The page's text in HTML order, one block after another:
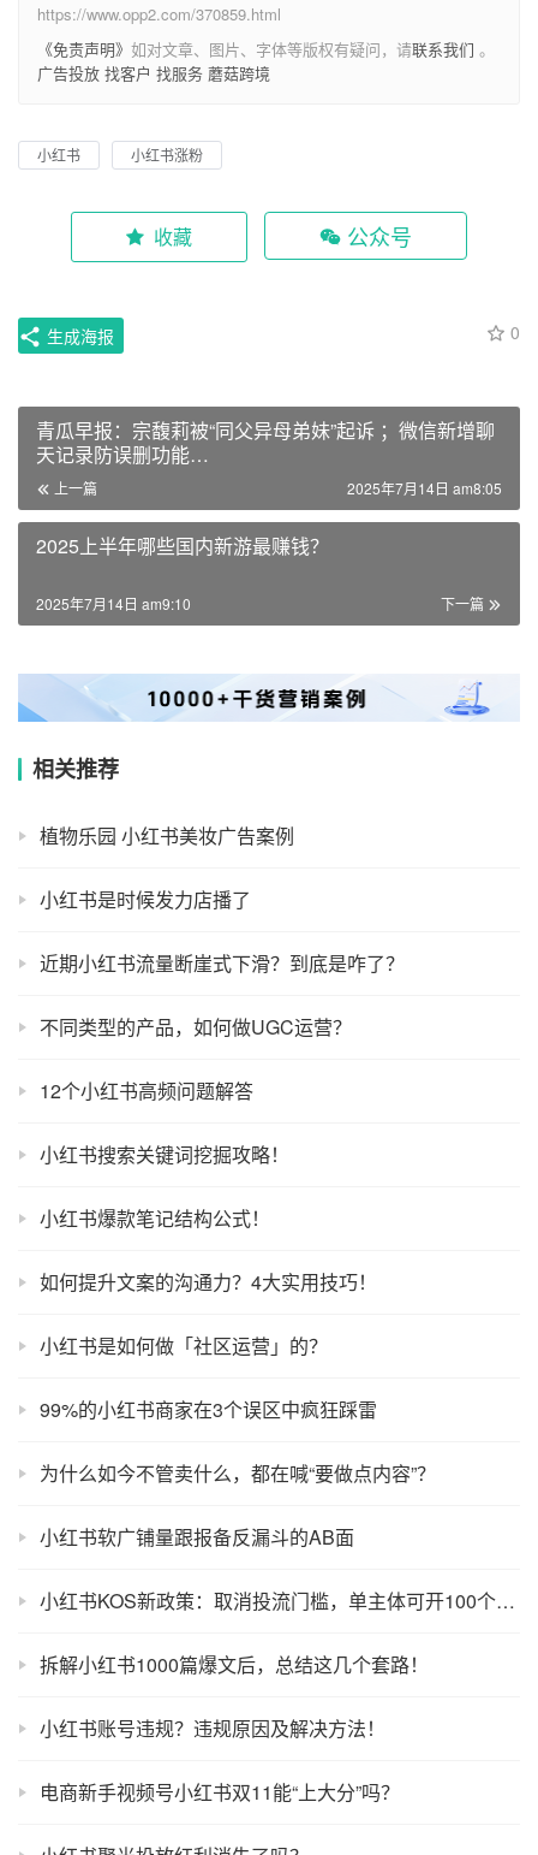
https://www.opp2.com/370859.html
《免责声明》 如对文章、图片、字体等版权有疑问，请联系我们 。
广告投放 找客户 找服务 蘑菇跨境
小红书 小红书涨粉
收藏 公众号
0
生成海报
青瓜早报：宗馥莉被“同父异母弟妹”起诉 ；微信新增聊
天记录防误删功能…
上一篇 2025年7月14日 am8:05
2025上半年哪些国内新游最赚钱？
下一篇
2025年7月14日 am9:10
相关推荐
植物乐园 小红书美妆广告案例
小红书是时候发力店播了
近期小红书流量断崖式下滑？到底是咋了？
不同类型的产品，如何做UGC运营？
12个小红书高频问题解答
小红书搜索关键词挖掘攻略！
小红书爆款笔记结构公式！
如何提升文案的沟通力？4大实用技巧！
小红书是如何做「社区运营」的？
99%的小红书商家在3个误区中疯狂踩雷
为什么如今不管卖什么，都在喊“要做点内容”？
小红书软广铺量跟报备反漏斗的AB面
小红书KOS新政策：取消投流门槛，单主体可开100个号？
拆解小红书1000篇爆文后，总结这几个套路！
小红书账号违规？违规原因及解决方法！
电商新手视频号小红书双11能“上大分”吗？